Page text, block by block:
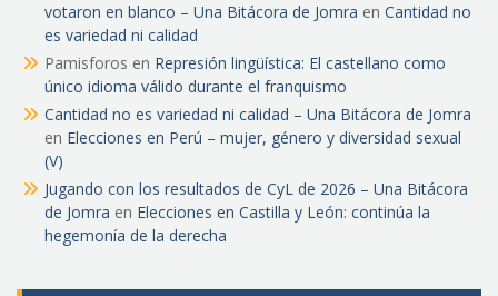
votaron en blanco – Una Bitácora de Jomra en Cantidad no
es variedad ni calidad
Pamisforos en Represión lingüística: El castellano como
único idioma válido durante el franquismo
Cantidad no es variedad ni calidad – Una Bitácora de Jomra
en Elecciones en Perú – mujer, género y diversidad sexual
(V)
Jugando con los resultados de CyL de 2026 – Una Bitácora
de Jomra en Elecciones en Castilla y León: continúa la
hegemonía de la derecha